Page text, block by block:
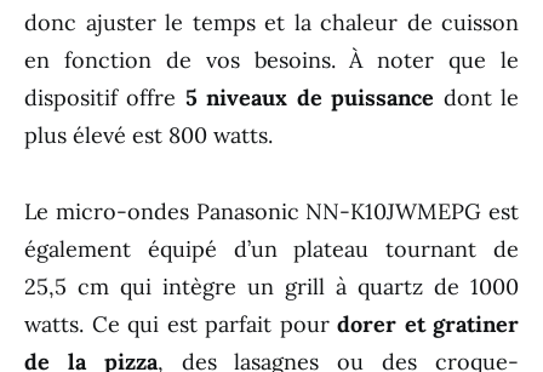
donc ajuster le temps et la chaleur de cuisson
en fonction de vos besoins. À noter que le
dispositif offre 5 niveaux de puissance dont le
plus élevé est 800 watts.
Le micro-ondes Panasonic NN-K10JWMEPG est
également équipé d’un plateau tournant de
25,5 cm qui intègre un grill à quartz de 1000
watts. Ce qui est parfait pour dorer et gratiner
de la pizza, des lasagnes ou des croque-